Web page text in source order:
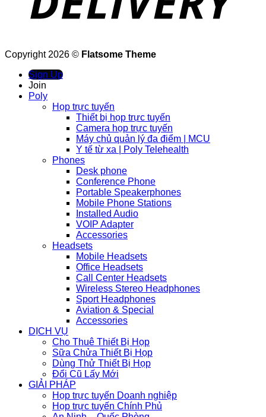
Copyright 2026 © Flatsome Theme
Sign Up
Join
Poly
Họp trực tuyến
Thiết bị họp trực tuyến
Camera họp trực tuyến
Máy chủ quản lý đa điểm | MCU
Y tế từ xa | Poly Telehealth
Phones
Desk phone
Conference Phone
Portable Speakerphones
Mobile Phone Stations
Installed Audio
VOIP Adapter
Accessories
Headsets
Mobile Headsets
Office Headsets
Call Center Headsets
Wireless Stereo Headphones
Sport Headphones
Aviation & Special
Accessories
DỊCH VỤ
Cho Thuê Thiết Bị Họp
Sữa Chửa Thiết Bị Họp
Dùng Thử Thiết Bị Họp
Đổi Cũ Lấy Mới
GIẢI PHÁP
Họp trực tuyến Doanh nghiệp
Họp trực tuyến Chính Phủ